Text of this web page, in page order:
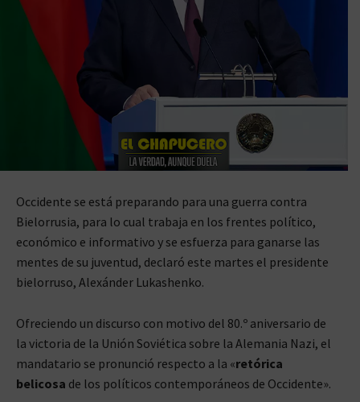
Occidente se está preparando para una guerra contra
Bielorrusia, para lo cual trabaja en los frentes político,
económico e informativo y se esfuerza para ganarse las
mentes de su juventud, declaró este martes el presidente
bielorruso, Alexánder Lukashenko.
Ofreciendo un discurso con motivo del 80.º aniversario de
la victoria de la Unión Soviética sobre la Alemania Nazi, el
mandatario se pronunció respecto a la «retórica
belicosa de los políticos contemporáneos de Occidente».